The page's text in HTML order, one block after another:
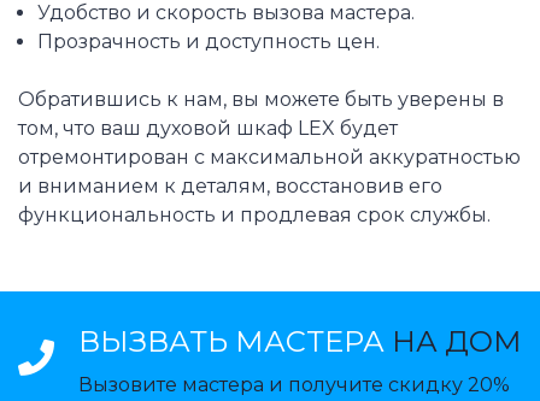
Удобство и скорость вызова мастера.
Прозрачность и доступность цен.
Обратившись к нам, вы можете быть уверены в
том, что ваш духовой шкаф LEX будет
отремонтирован с максимальной аккуратностью
и вниманием к деталям, восстановив его
функциональность и продлевая срок службы.
ВЫЗВАТЬ МАСТЕРА НА ДОМ
Вызовите мастера и получите скидку 20%